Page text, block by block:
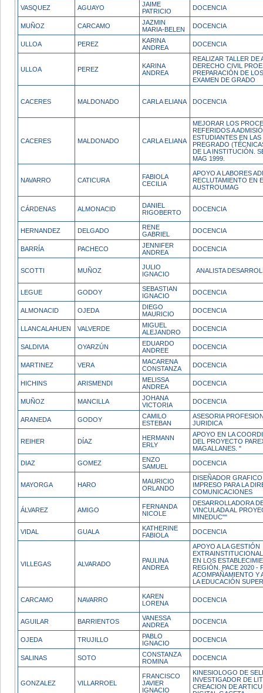
VASQUEZ AGUAYO
JAIME
PATRICIO
DOCENCIA
MUÑOZ CARCAMO
JAZMIN
MARIA-BELEN
DOCENCIA
ULLOA PEREZ
KARINA
ANDREA
DOCENCIA
ULLOA PEREZ
KARINA
ANDREA
REALIZAR TALLER DE
DERECHO CIVIL
PREPARACIÓN DE
EXAMEN DE GRADO
CACERES MALDONADO CARLA ELIANA DOCENCIA
CACERES MALDONADO CARLA ELIANA
MEJORAR LOS
REFERIDOS A
ESTUDIANTES EN
PREGRADO
DE LA INSTITUCIÓN.
MAG 1999.
NAVARRO CATICURA
FABIOLA
CECILIA
APOYO A LABORES
RECLUTAMIENTO EN
AUSTROUMAG
CÁRDENAS ALMONACID
DANIEL
RIGOBERTO
DOCENCIA
HERNANDEZ DELGADO
RENE
GABRIEL
DOCENCIA
BARRÍA PACHECO
JENNIFER
ANDREA
DOCENCIA
SCOTTI MUÑOZ
JULIO
IGNACIO
ANALISTA
LEGUE GODOY
SEBASTIAN
IGNACIO
DOCENCIA
ALMONACID OJEDA
DIEGO
MAURICIO
DOCENCIA
LLANCALAHUEN VALVERDE
MIGUEL
ALEJANDRO
DOCENCIA
SALDIVIA OYARZÚN
EDUARDO
ANDREE
DOCENCIA
MARTINEZ VERA
MACARENA
CONSTANZA
DOCENCIA
HICHINS ARISMENDI
MELISSA
ANDREA
DOCENCIA
MUÑOZ MANCILLA
JOHANA
VICTORIA
DOCENCIA
ARANEDA GODOY
CAMILO
ESTEBAN
ASESORIA
JURIDICA
REIHER DÍAZ
HERMANN
ERLY
APOYO EN LA
DEL PROYECTO
MAGALLANES. "
DIAZ GOMEZ
ENZO
SAMUEL
DOCENCIA
MAYORGA HARO
MAURICIO
ORLANDO
DISEÑADOR
IMPRESO PARA LA
COMUNICACIONES
ÁLVAREZ AMIGO
FERNANDA
NICOLE
DESARROLLADORA
VINCULADA AL
MINEDUC""
VIDAL GUALA
KATHERINE
FABIOLA
DOCENCIA
VILLEGAS ALVARADO
PAULINA
ANDREA
APOYO A LA GESTIÓN
EN LOS
REGIÓN. PACE 2020 -
ACOMPAÑAMIENTO Y
LA EDUCACIÓN
CARCAMO NAVARRO
KAREN
LORENA
DOCENCIA
AGUILAR BARRIENTOS
VANESSA
ANDREA
DOCENCIA
OJEDA TRUJILLO
PABLO
IGNACIO
DOCENCIA
SALINAS SOTO
CONSTANZA
ROMINA
DOCENCIA
GONZALEZ VILLARROEL
FRANCISCO
JAVIER
IGNACIO
KINESIOLOGO DE
INVESTIGADOR DE
CREACION DE